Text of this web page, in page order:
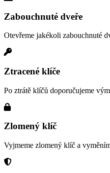
Zabouchnuté dveře
Otevřeme jakékoli zabouchnuté
Ztracené klíče
Po ztrátě klíčů doporučujeme
Zlomený klíč
Vyjmeme zlomený klíč a